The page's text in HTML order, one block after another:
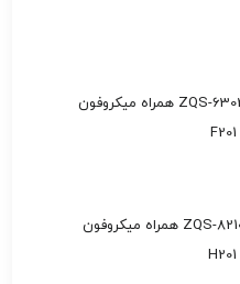
خرید اسپیکر بلوتوثی ZQS-6302 همراه میکروفون
خرید اسپیکر بلوتوثی ZQS-8210 همراه میکروفون